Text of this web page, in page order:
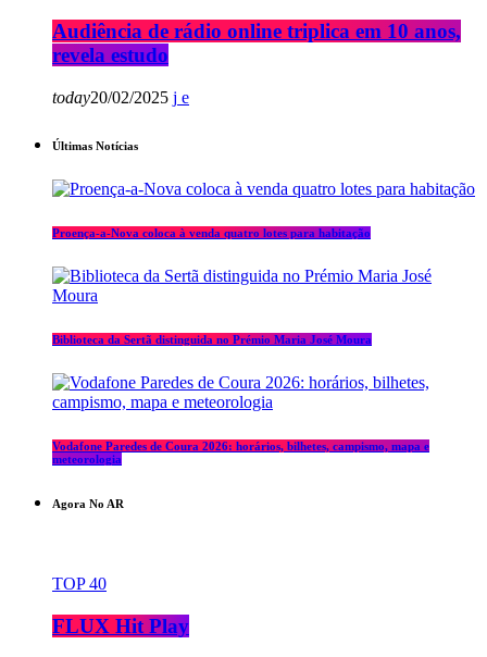
Audiência de rádio online triplica em 10 anos,
revela estudo
today20/02/2025
Últimas Notícias
Proença-a-Nova coloca à venda quatro lotes para habitação
Biblioteca da Sertã distinguida no Prémio Maria José Moura
Vodafone Paredes de Coura 2026: horários, bilhetes, campismo, mapa e
meteorologia
Agora No AR
TOP 40
FLUX Hit Play